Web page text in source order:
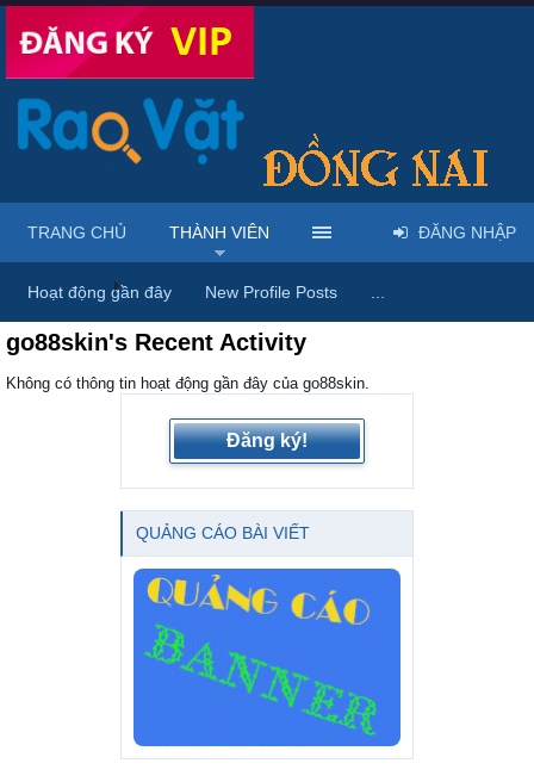
Trang chủ Thành viên
go88skin's Recent Activity
Không có thông tin hoạt động gần đây của go88skin.
Đăng ký!
QUẢNG CÁO BÀI VIẾT
TRANG CHỦ THÀNH VIÊN
Hoạt động gần đây New Profile Posts
ĐĂNG NHẬP